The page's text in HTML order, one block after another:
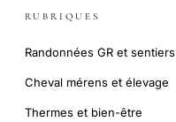
RUBRIQUES
Randonnées GR et sentiers
Cheval mérens et élevage
Thermes et bien-être